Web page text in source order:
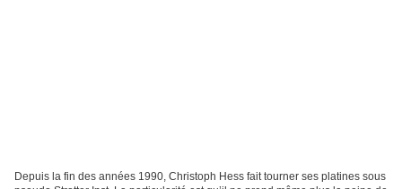
Depuis la fin des années 1990, Christoph Hess fait tourner ses platines sous